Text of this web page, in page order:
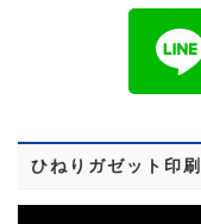
ひねりガゼット印刷